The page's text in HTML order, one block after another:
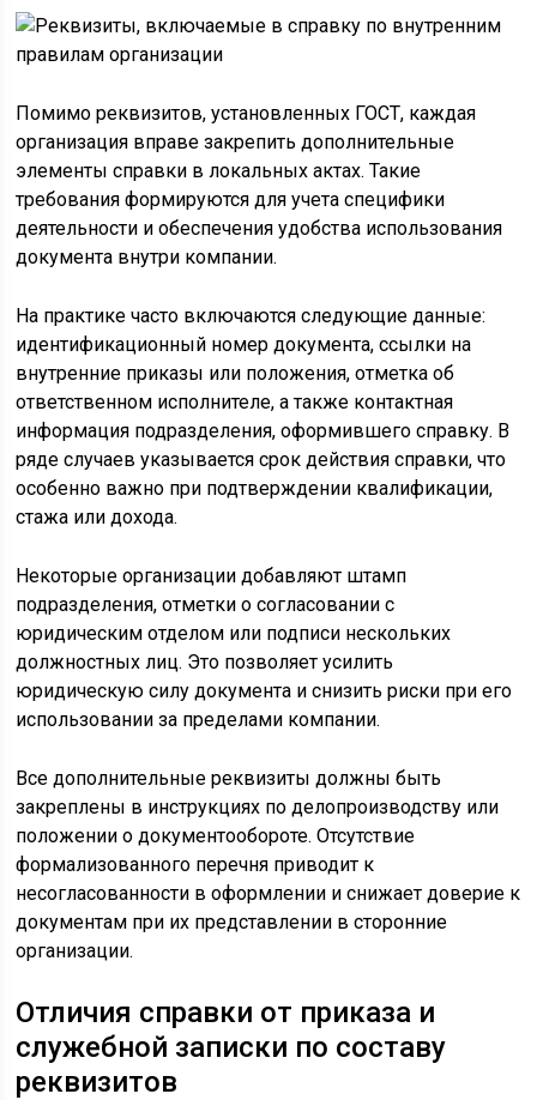
Помимо реквизитов, установленных ГОСТ, каждая
организация вправе закрепить дополнительные
элементы справки в локальных актах. Такие
требования формируются для учета специфики
деятельности и обеспечения удобства использования
документа внутри компании.
На практике часто включаются следующие данные:
идентификационный номер документа, ссылки на
внутренние приказы или положения, отметка об
ответственном исполнителе, а также контактная
информация подразделения, оформившего справку. В
ряде случаев указывается срок действия справки, что
особенно важно при подтверждении квалификации,
стажа или дохода.
Некоторые организации добавляют штамп
подразделения, отметки о согласовании с
юридическим отделом или подписи нескольких
должностных лиц. Это позволяет усилить
юридическую силу документа и снизить риски при его
использовании за пределами компании.
Все дополнительные реквизиты должны быть
закреплены в инструкциях по делопроизводству или
положении о документообороте. Отсутствие
формализованного перечня приводит к
несогласованности в оформлении и снижает доверие к
документам при их представлении в сторонние
организации.
Отличия справки от приказа и
служебной записки по составу
реквизитов